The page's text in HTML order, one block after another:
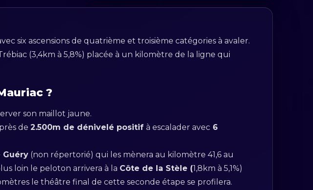
six ascensions de quatrième et troisième catégories à avaler.
(3,4km à 5,8%) placée à un kilomètre de la ligne qui
?
son maillot jaune.
de2.500m de dénivelé positifà escalader avec 6
Guéry (non répertorié) qui les mènera au kilomètre 41,6 au
loin le peloton arrivera à la Côte de la Stèle (1,8km à 5,1%)
le théâtre final de cette seconde étape se profilera.